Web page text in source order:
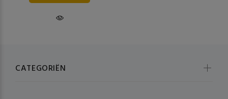
CATEGORIËN